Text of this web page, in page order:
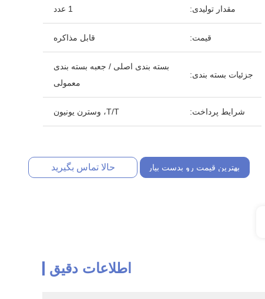
مقدار تولیدی: 1 عدد
قیمت: قابل مذاکره
جزئیات بسته بندی:
بسته بندی اصلی / جعبه بسته بندی
معمولی
شرایط پرداخت: T/T، وسترن یونیون
بهترین قیمت رو بدست بیار حالا تماس بگیرید
اطلاعات دقیق